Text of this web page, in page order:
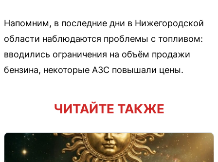
Напомним, в последние дни в Нижегородской
области наблюдаются проблемы с топливом:
вводились ограничения на объём продажи
бензина, некоторые АЗС повышали цены.
ЧИТАЙТЕ ТАКЖЕ